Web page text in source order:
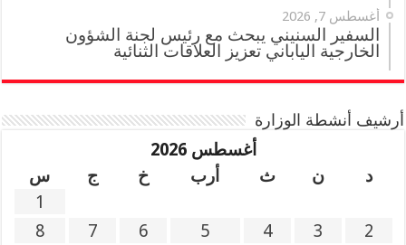
أغسطس 7, 2026
السفير السنيني يبحث مع رئيس لجنة الشؤون
الخارجية الياباني تعزيز العلاقات الثنائية
أرشيف أنشطة الوزارة
أغسطس 2026
د
ن ث أرب خ ج
س
1
2
3
4
5
6
7
8